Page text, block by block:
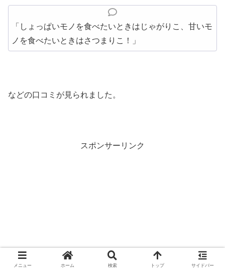
「しょっぱいモノを食べたいときはじゃがりこ、甘いモ
ノを食べたいときはさつまりこ！」
などの口コミが見られました。
スポンサーリンク
メニュー ホーム 検索 トップ サイドバー